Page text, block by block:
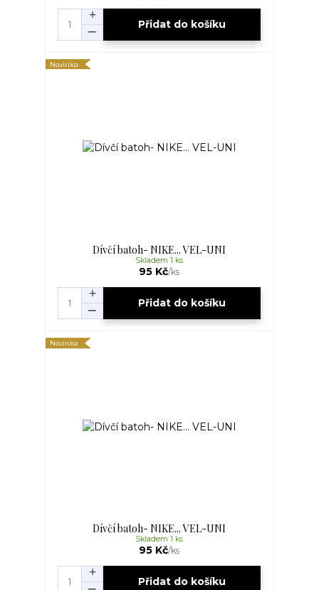
Přidat do košíku
Novinka
Dívčí batoh- NIKE... VEL-UNI
95 Kč/ks
Skladem 1 ks
Přidat do košíku
Novinka
Dívčí batoh- NIKE... VEL-UNI
95 Kč/ks
Skladem 1 ks
Přidat do košíku